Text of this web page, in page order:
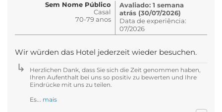
Sem Nome Público
Casal
70-79 anos
Avaliado: 1 semana
atrás (30/07/2026)
Data de experiência:
07/2026
Wir würden das Hotel jederzeit wieder besuchen.
Herzlichen Dank, dass Sie sich die Zeit genommen haben,
Ihren Aufenthalt bei uns so positiv zu bewerten und Ihre
Eindrücke mit uns zu teilen.
Es... mais